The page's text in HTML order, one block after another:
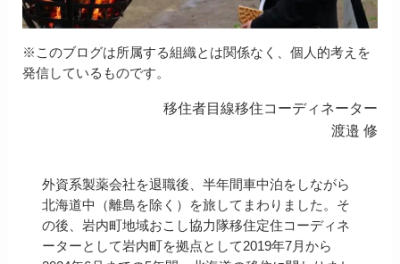
※このブログは所属する組織とは関係なく、個人的考えを
発信しているものです。
移住者目線移住コーディネーター
渡邉 修
外資系製薬会社を退職後、半年間車中泊をしながら
北海道中（離島を除く）を旅してまわりました。そ
の後、岩内町地域おこし協力隊移住定住コーディネ
ーターとして岩内町を拠点として2019年7月から